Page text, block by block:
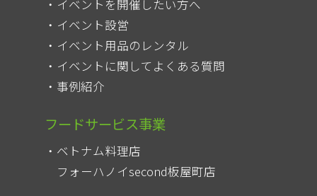
イベントを開催したい方へ
イベント設営
イベント用品のレンタル
イベントに関してよくある質問
事例紹介
フードサービス事業
ベトナム料理店
フォーハノイsecond板屋町店